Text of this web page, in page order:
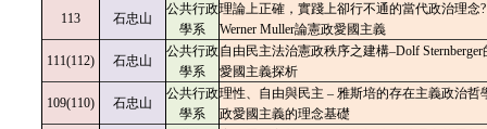
113 石忠山
公共行政
學系
理論上正確，實踐上卻行不通的當代政治理念?
Werner Muller論憲政愛國主義
111(112) 石忠山
公共行政
學系
自由民主法治憲政秩序之建構–Dolf Sternberger
愛國主義探析
109(110) 石忠山
公共行政
學系
理性、自由與民主 – 雅斯培的存在主義政治哲
政愛國主義的理念基礎